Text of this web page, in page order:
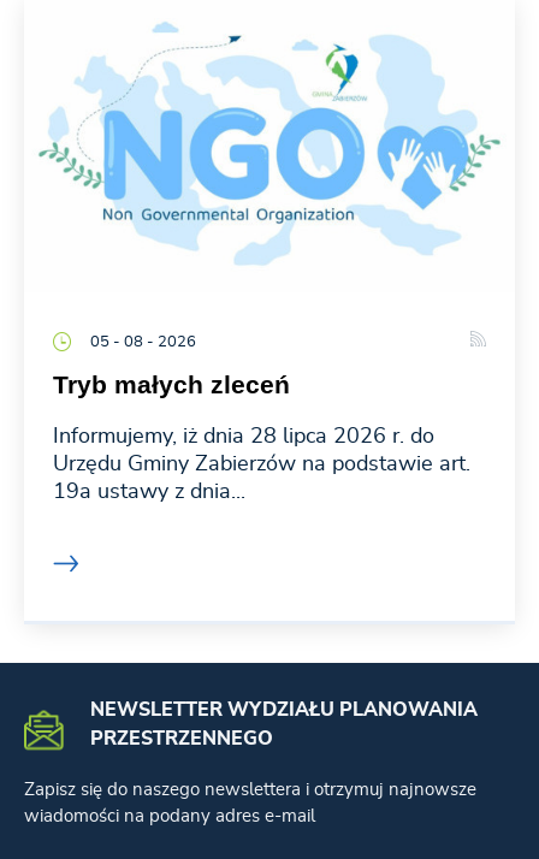
05 - 08 - 2026
Tryb małych zleceń
Informujemy, iż dnia 28 lipca 2026 r. do
Urzędu Gminy Zabierzów na podstawie art.
19a ustawy z dnia...
NEWSLETTER WYDZIAŁU PLANOWANIA
PRZESTRZENNEGO
Zapisz się do naszego newslettera i otrzymuj najnowsze
wiadomości na podany adres e-mail